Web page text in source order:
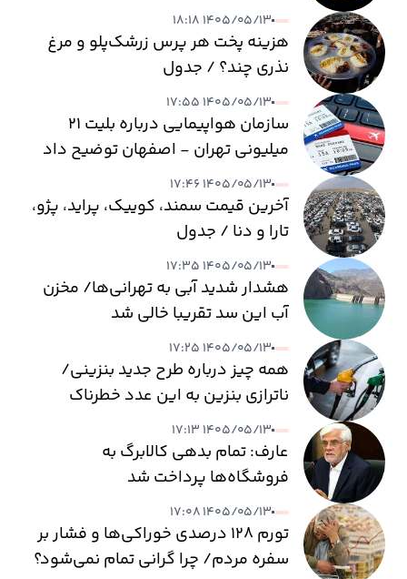
۱۴۰۵/۰۵/۱۳ ۱۸:۱۸
هزینه پخت هر پرس زرشک‌پلو و مرغ
نذری چند؟ / جدول
۱۴۰۵/۰۵/۱۳ ۱۷:۵۵
سازمان هواپیمایی درباره بلیت ۲۱
میلیونی تهران - اصفهان توضیح داد
۱۴۰۵/۰۵/۱۳ ۱۷:۴۶
آخرین قیمت سمند، کوییک، پراید، پژو،
تارا و دنا / جدول
۱۴۰۵/۰۵/۱۳ ۱۷:۳۵
هشدار شدید آبی به تهرانی‌ها/ مخزن
آب این سد تقریبا خالی شد
۱۴۰۵/۰۵/۱۳ ۱۷:۲۵
همه چیز درباره طرح جدید بنزینی/
ناترازی بنزین به این عدد خطرناک
می‌رسد
۱۴۰۵/۰۵/۱۳ ۱۷:۱۳
عارف: تمام بدهی کالابرگ به
فروشگاه‌ها پرداخت شد
۱۴۰۵/۰۵/۱۳ ۱۷:۰۸
تورم ۱۲۸ درصدی خوراکی‌ها و فشار بر
سفره مردم/ چرا گرانی تمام نمی‌شود؟